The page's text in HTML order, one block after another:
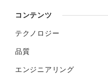
コンテンツ
テクノロジー
品質
エンジニアリング